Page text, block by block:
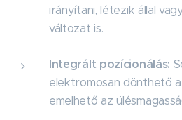
irányítani, létezik állal
változat is.
Integrált pozícionálás:
elektromosan dönthető
emelhető az